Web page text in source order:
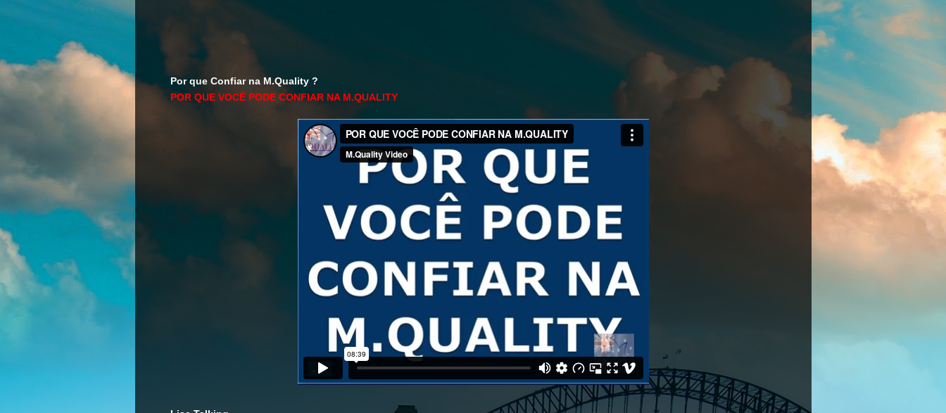
Por que Confiar na M.Quality ?
POR QUE VOCÊ PODE CONFIAR NA M.QUALITY